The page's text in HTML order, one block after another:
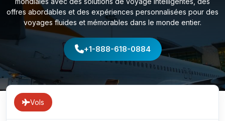
offres abordables et des expériences personnalisées pour des
voyages fluides et mémorables dans le monde entier.
+1-888-618-0884
Vols